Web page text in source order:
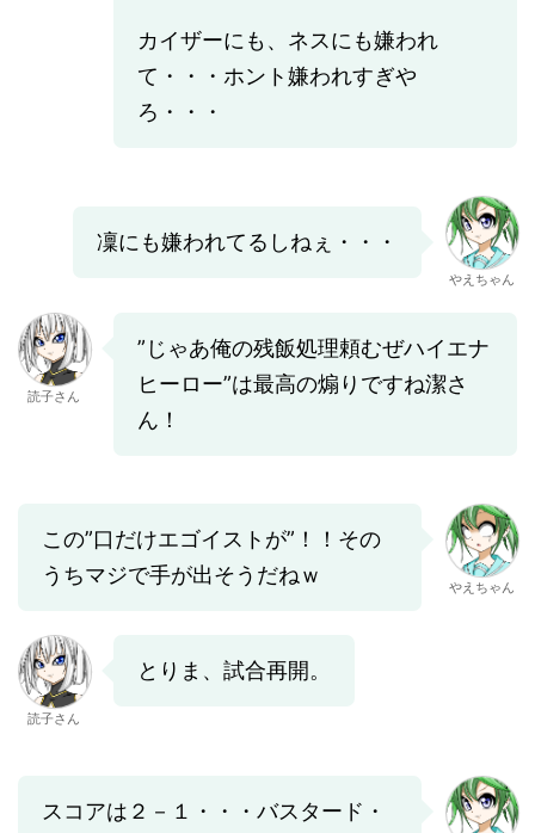
カイザーにも、ネスにも嫌われ
て・・・ホント嫌われすぎや
ろ・・・
凜にも嫌われてるしねぇ・・・
やえちゃん
読子さん
”じゃあ俺の残飯処理頼むぜハイエナ
ヒーロー”は最高の煽りですね潔さ
ん！
この”口だけエゴイストが”！！その
うちマジで手が出そうだねｗ
やえちゃん
読子さん
とりま、試合再開。
スコアは２－１・・・バスタード・